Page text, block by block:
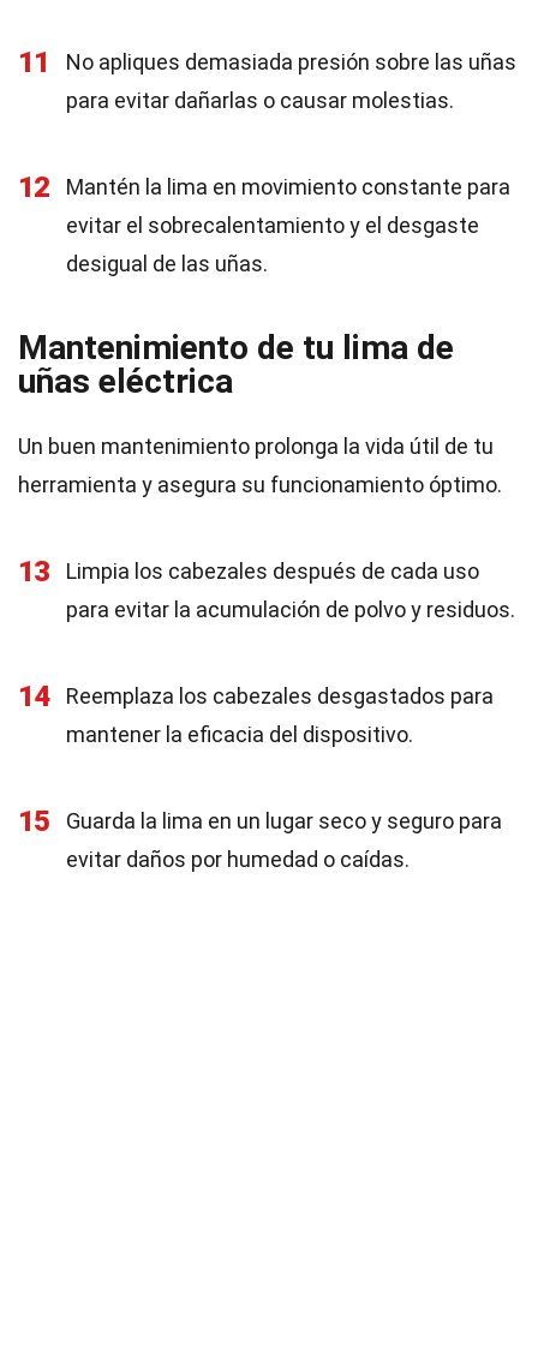
11
No apliques demasiada presión sobre las uñas
para evitar dañarlas o causar molestias.
12
Mantén la lima en movimiento constante para
evitar el sobrecalentamiento y el desgaste
desigual de las uñas.
Mantenimiento de tu lima de
uñas eléctrica
Un buen mantenimiento prolonga la vida útil de tu
herramienta y asegura su funcionamiento óptimo.
13
Limpia los cabezales después de cada uso
para evitar la acumulación de polvo y residuos.
14
Reemplaza los cabezales desgastados para
mantener la eficacia del dispositivo.
15
Guarda la lima en un lugar seco y seguro para
evitar daños por humedad o caídas.